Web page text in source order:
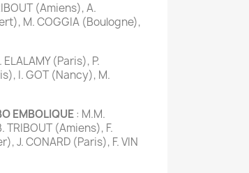
(Amiens), A.
M. COGGIA (Boulogne),
ELALAMY (Paris), P.
I. GOT (Nancy), M.
EMBOLIQUE: M.M.
TRIBOUT (Amiens), F.
J. CONARD (Paris), F. VIN